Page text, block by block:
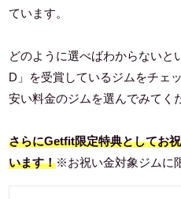
ています。
どのように選べばわからないと
D」を受賞しているジムをチェ
安い料金のジムを選んでみてく
さらにGetfit限定特典としてお
います！※お祝い金対象ジムに